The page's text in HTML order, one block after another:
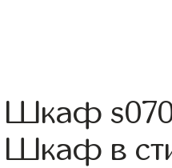
Шкаф
Шкаф в